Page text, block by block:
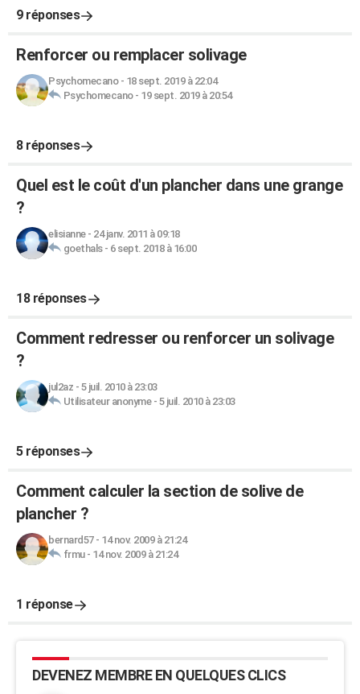
9 réponses
Renforcer ou remplacer solivage
Psychomecano- 18 sept. 2019 à 22:04
Psychomecano- 19 sept. 2019 à 20:54
8 réponses
Quel est le coût d'un plancher dans une grange
?
elisianne- 24 janv. 2011 à 09:18
goethals- 6 sept. 2018 à 16:00
18 réponses
Comment redresser ou renforcer un solivage
?
jul2az - 5 juil. 2010 à 23:03
Utilisateur anonyme- 5 juil. 2010 à 23:03
5 réponses
Comment calculer la section de solive de
plancher ?
bernard57- 14 nov. 2009 à 21:24
frmu- 14 nov. 2009 à 21:24
1 réponse
DEVENEZ MEMBRE EN QUELQUES CLICS